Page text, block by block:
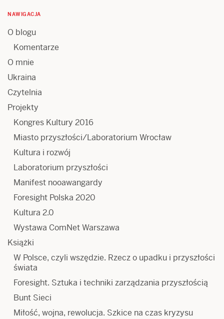
NAWIGACJA
O blogu
Komentarze
O mnie
Ukraina
Czytelnia
Projekty
Kongres Kultury 2016
Miasto przyszłości/Laboratorium Wrocław
Kultura i rozwój
Laboratorium przyszłości
Manifest nooawangardy
Foresight Polska 2020
Kultura 2.0
Wystawa ComNet Warszawa
Książki
W Polsce, czyli wszędzie. Rzecz o upadku i przyszłości
świata
Foresight. Sztuka i techniki zarządzania przyszłością
Bunt Sieci
Miłość, wojna, rewolucja. Szkice na czas kryzysu